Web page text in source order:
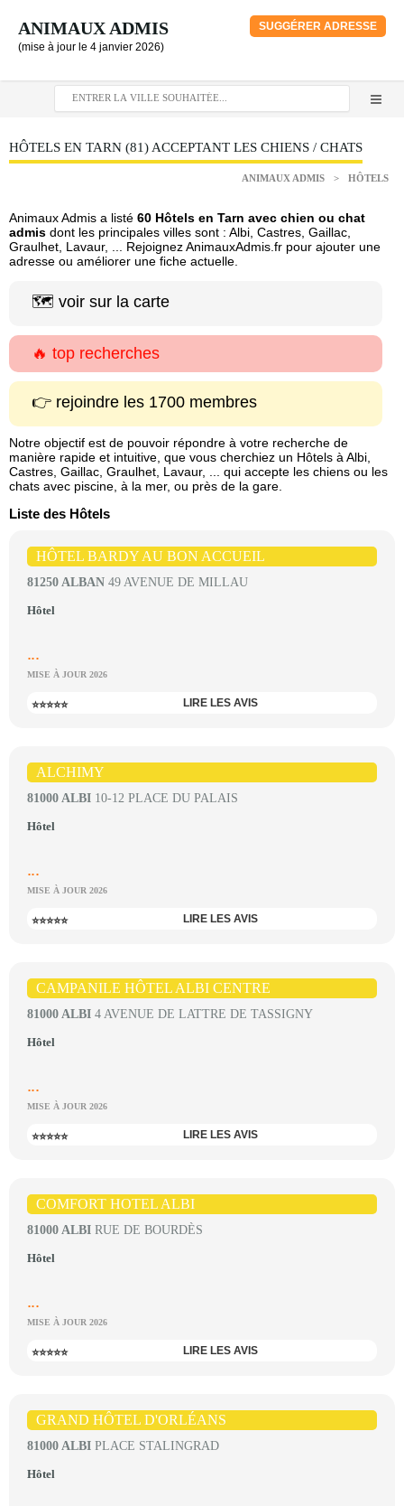
ANIMAUX ADMIS
(mise à jour le 4 janvier 2026)
SUGGÉRER ADRESSE
HÔTELS EN TARN (81) ACCEPTANT LES CHIENS / CHATS
ANIMAUX ADMIS > HÔTELS
Animaux Admis a listé 60 Hôtels en Tarn avec chien ou chat
admis dont les principales villes sont : Albi, Castres, Gaillac,
Graulhet, Lavaur, ... Rejoignez AnimauxAdmis.fr pour ajouter une
adresse ou améliorer une fiche actuelle.
🗺️ voir sur la carte
🔥 top recherches
👉 rejoindre les 1700 membres
Notre objectif est de pouvoir répondre à votre recherche de
manière rapide et intuitive, que vous cherchiez un Hôtels à Albi,
Castres, Gaillac, Graulhet, Lavaur, ... qui accepte les chiens ou les
chats avec piscine, à la mer, ou près de la gare.
Liste des Hôtels
HÔTEL BARDY AU BON ACCUEIL
81250 ALBAN 49 AVENUE DE MILLAU
Hôtel
...
MISE À JOUR 2026
⭐⭐⭐⭐⭐ LIRE LES AVIS
ALCHIMY
81000 ALBI 10-12 PLACE DU PALAIS
Hôtel
...
MISE À JOUR 2026
⭐⭐⭐⭐⭐ LIRE LES AVIS
CAMPANILE HÔTEL ALBI CENTRE
81000 ALBI 4 AVENUE DE LATTRE DE TASSIGNY
Hôtel
...
MISE À JOUR 2026
⭐⭐⭐⭐⭐ LIRE LES AVIS
COMFORT HOTEL ALBI
81000 ALBI RUE DE BOURDÈS
Hôtel
...
MISE À JOUR 2026
⭐⭐⭐⭐⭐ LIRE LES AVIS
GRAND HÔTEL D'ORLÉANS
81000 ALBI PLACE STALINGRAD
Hôtel